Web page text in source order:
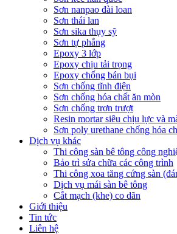
Sơn nanpao đài loan
Sơn thái lan
Sơn sika thụy sỹ
Sơn tự phẳng
Epoxy 3 lớp
Epoxy chịu tải trọng
Epoxy chống bán bụi
Sơn chống tĩnh điện
Sơn chống hóa chất ăn mòn
Sơn chống trơn trượt
Resin mortar siêu chịu lực và
Sơn poly urethane chống hóa
Dịch vụ khác
Thi công sàn bê tông công
Bảo trì sửa chữa các công trình
Thi công xoa tăng cứng sàn
Dịch vụ mái sàn bê tông
Cắt mạch (khe) co dãn
Giới thiệu
Tin tức
Liên hệ